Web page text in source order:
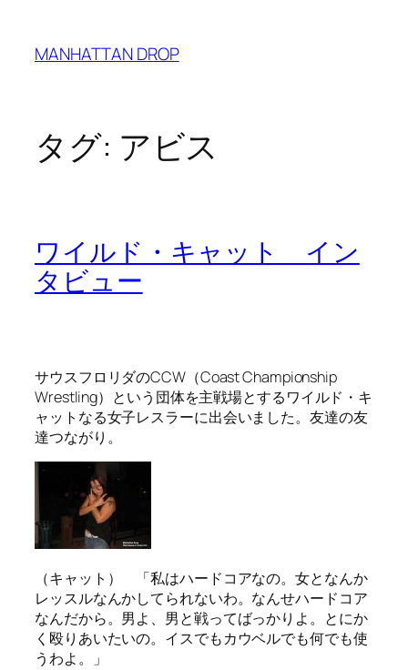
MANHATTAN DROP
タグ: アビス
ワイルド・キャット イン
タビュー
サウスフロリダのCCW（Coast Championship
Wrestling）という団体を主戦場とするワイルド・キ
ャットなる女子レスラーに出会いました。友達の友
達つながり。
（キャット） 「私はハードコアなの。女となんか
レッスルなんかしてられないわ。なんせハードコア
なんだから。男よ、男と戦ってばっかりよ。とにか
く殴りあいたいの。イスでもカウベルでも何でも使
うわよ。」